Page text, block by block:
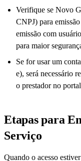
Verifique se Novo
CNPJ) para
emissão com
para maior
Se for usar um
e), será necessário
o prestador no
Etapas para
Serviço
Quando o acesso